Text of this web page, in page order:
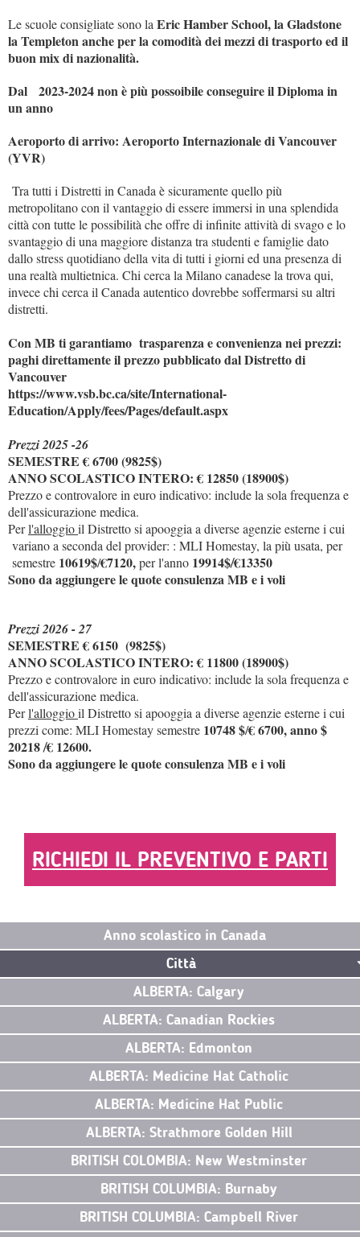
Le scuole consigliate sono la Eric Hamber School, la Gladstone
la Templeton anche per la comodità dei mezzi di trasporto ed il
buon mix di nazionalità.
Dal 2023-2024 non è più possoibile conseguire il Diploma in
un anno
Aeroporto di arrivo: Aeroporto Internazionale di Vancouver
(YVR)
Tra tutti i Distretti in Canada è sicuramente quello più
metropolitano con il vantaggio di essere immersi in una splendida
città con tutte le possibilità che offre di infinite attività di svago e lo
svantaggio di una maggiore distanza tra studenti e famiglie dato
dallo stress quotidiano della vita di tutti i giorni ed una presenza di
una realtà multietnica. Chi cerca la Milano canadese la trova qui,
invece chi cerca il Canada autentico dovrebbe soffermarsi su altri
distretti.
Con MB ti garantiamo trasparenza e convenienza nei prezzi:
paghi direttamente il prezzo pubblicato dal Distretto di
Vancouver
https://www.vsb.bc.ca/site/International-
Education/Apply/fees/Pages/default.aspx
Prezzi 2025 -26
SEMESTRE € 6700 (9825$)
ANNO SCOLASTICO INTERO: € 12850 (18900$)
Prezzo e controvalore in euro indicativo: include la sola frequenza e
dell'assicurazione medica.
Perl'alloggioil Distretto si apooggia a diverse agenzie esterne i cui
variano a seconda del provider: : MLI Homestay, la più usata, per
semestre 10619$/€7120,per l'anno 19914$/€13350
Sono da aggiungere le quote consulenza MB e i voli
Prezzi 2026 - 27
SEMESTRE € 6150 (9825$)
ANNO SCOLASTICO INTERO: € 11800 (18900$)
Prezzo e controvalore in euro indicativo: include la sola frequenza e
dell'assicurazione medica.
Perl'alloggioil Distretto si apooggia a diverse agenzie esterne i cui
prezzi come: MLI Homestay semestre 10748 $/€ 6700, anno $
20218/€ 12600.
Sono da aggiungere le quote consulenza MB e i voli
RICHIEDI IL PREVENTIVO E PARTI
Anno scolastico in Canada
Città
ALBERTA: Calgary
ALBERTA: Canadian Rockies
ALBERTA: Edmonton
ALBERTA: Medicine Hat Catholic
ALBERTA: Medicine Hat Public
ALBERTA: Strathmore Golden Hill
BRITISH COLOMBIA: New Westminster
BRITISH COLUMBIA: Burnaby
BRITISH COLUMBIA: Campbell River